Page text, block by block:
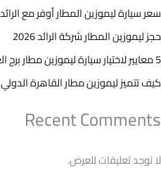
سعر سيارة ليموزين المطار أوفر مع
حجز ليموزين المطار شركة الرائد 2026
5 معايير لاختيار سيارة ليموزين مطار برج العرب
كيف تتميز ليموزين مطار القاهرة
Recent Comments
لا توجد تعليقات للعرض.